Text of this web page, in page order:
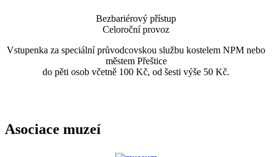
Bezbariérový přístup
Celoroční provoz
Vstupenka za speciální průvodcovskou službu kostelem NPM nebo
městem Přeštice
do pěti osob včetně 100 Kč, od šesti výše 50 Kč.
Asociace muzeí